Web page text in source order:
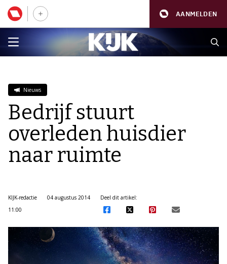
AANMELDEN
Nieuws
Bedrijf stuurt
overleden huisdier
naar ruimte
KIJK-redactie
04 augustus 2014
11:00
Deel dit artikel: